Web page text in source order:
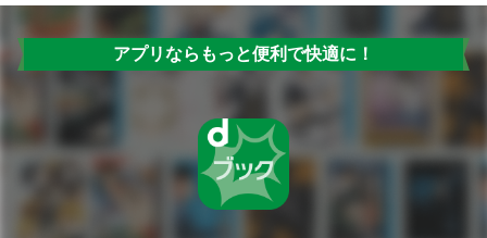
アプリならもっと便利で快適に！